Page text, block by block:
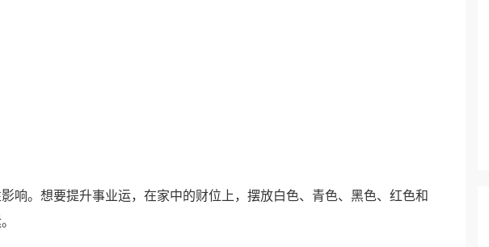
。想要提升事业运，在家中的财位上，摆放白色、青色、黑色、红色和